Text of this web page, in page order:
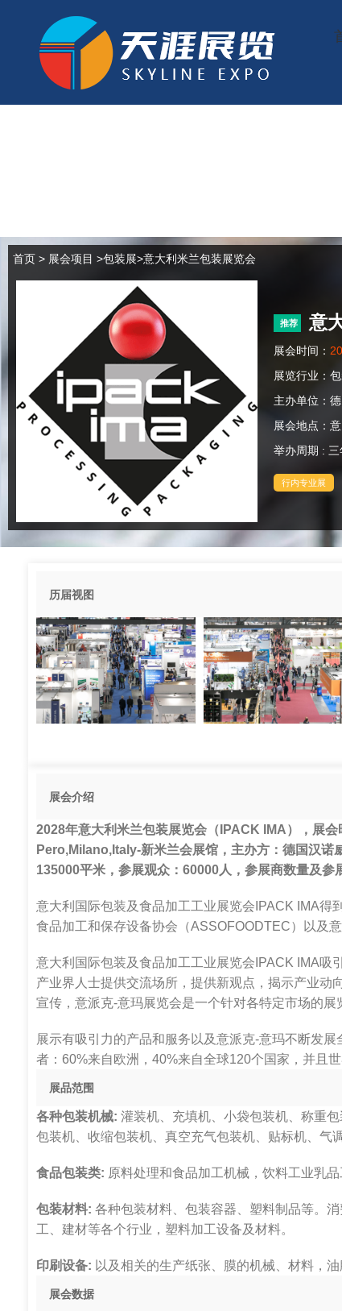
首页 > 展会项目 >包装展>意大利米兰包装展览会
推荐 意
展会时间：
展览行业：
主办单位：
展会地点：
举办周期 :
行内专业展
历届视图
展会介绍
2028年意大利米兰包装展览会（IPACK IMA），展
Pero,Milano,Italy-新米兰会展馆，主办方：德国汉诺
135000平米，参展观众：60000人，参展商数量及参
意大利国际包装及食品加工工业展览会IPACK IMA得
食品加工和保存设备协会（ASSOFOODTEC）以及
意大利国际包装及食品加工工业展览会IPACK IMA吸
产业界人士提供交流场所，提供新观点，揭示产业动
宣传，意派克-意玛展览会是一个针对各特定市场的展
展示有吸引力的产品和服务以及意派克-意玛不断发
者：60%来自欧洲，40%来自全球120个国家，并且世
展品范围
各种包装机械: 灌装机、充填机、小袋包装机、称重
包装机、收缩包装机、真空充气包装机、贴标机、气
食品包装类: 原料处理和食品加工机械，饮料工业乳
包装材料: 各种包装材料、包装容器、塑料制品等。
工、建材等各个行业，塑料加工设备及材料。
印刷设备: 以及相关的生产纸张、膜的机械、材料，
展会数据